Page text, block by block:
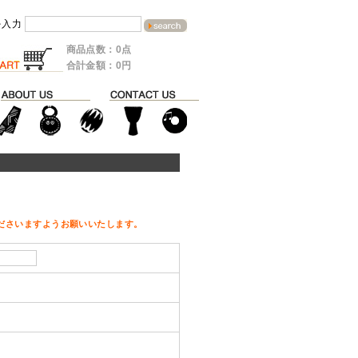
力
商品点数：0点
合計金額：0円
いますようお願いいたします。